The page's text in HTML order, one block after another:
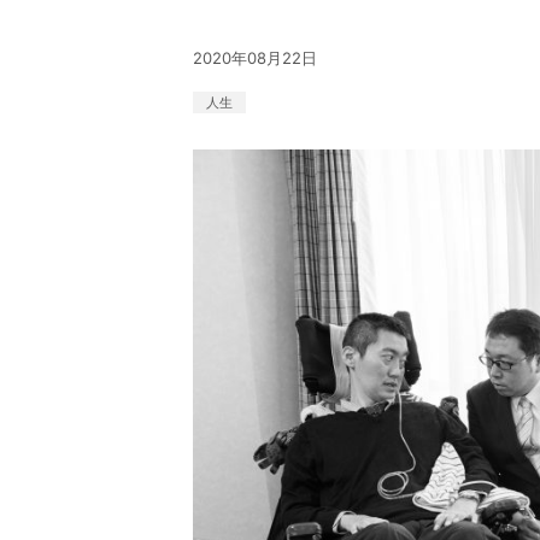
2020年08月22日
人生